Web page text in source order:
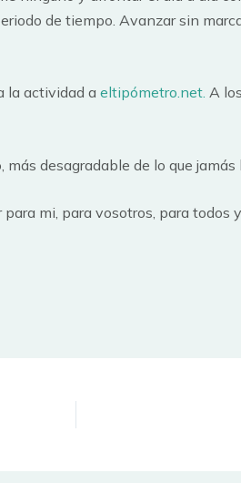
de tiempo. Avanzar sin
la actividad a eltipómetro.net. A
desagradable de lo que
mi, para vosotros, para todos